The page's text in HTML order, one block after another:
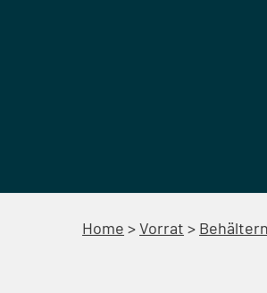
Home >Vorrat > Behältern